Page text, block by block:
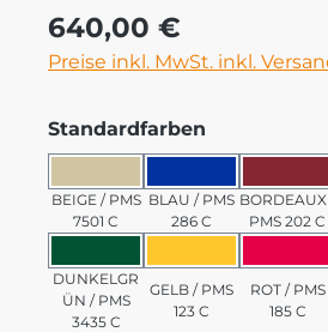
Regulärer Preis:
640,00 €
Preise inkl. MwSt. inkl.
Standardfarben
BEIGE / PMS 7501 C
BEIGE / PMS
7501 C
BLAU / PMS
BLAU / PMS
286 C
PMS 202 C
DUNKELGRÜN / PMS
DUNKELGR
ÜN / PMS
3435 C
GELB / PMS
GELB / PMS
123 C
ROT
ROT / PMS
185 C